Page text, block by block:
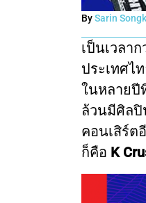
BySarin
เป็นเวลา
ประเทศไ
ในหลายปี
ล้วนมีศิลปิ
คอนเสิร์ต
ก็คือ K